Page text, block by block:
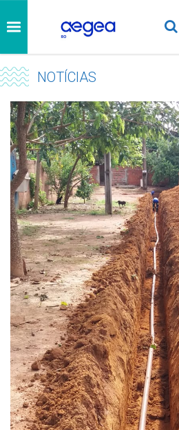
NOTÍCIAS